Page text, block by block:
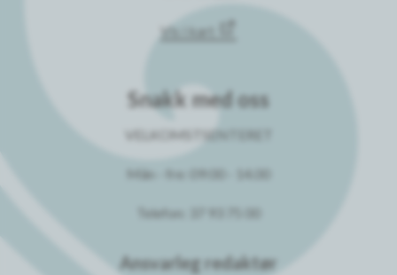
Vis i kart
Snakk med oss
VELKOMSTSENTERET
Mån - fre: 09:00 - 14.00
Telefon: 37 93 75 00
Ansvarleg redaktør